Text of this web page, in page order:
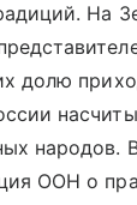
На
долю
народов.
ООН о